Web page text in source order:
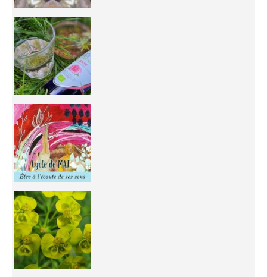
Inhabit your body and understand its
You're